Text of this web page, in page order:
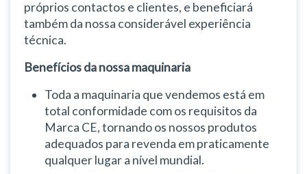
próprios contactos e clientes, e beneficiará
também da nossa considerável experiência
técnica.
Benefícios da nossa maquinaria
Toda a maquinaria que vendemos está em
total conformidade com os requisitos da
Marca CE, tornando os nossos produtos
adequados para revenda em praticamente
qualquer lugar a nível mundial.